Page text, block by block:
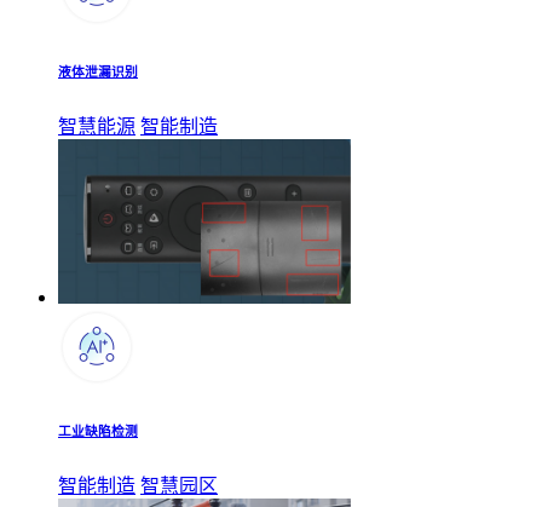
液体泄漏识别
智慧能源 智能制造
工业缺陷检测
智能制造 智慧园区